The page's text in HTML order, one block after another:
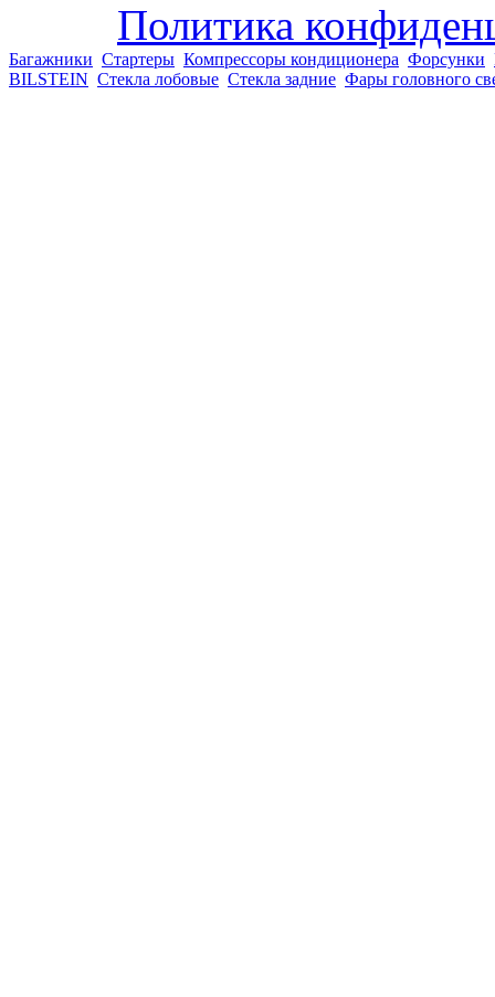
Политика
Багажники Стартеры Компрессоры кондиционера Форсунки
BILSTEIN Стекла лобовые Стекла задние Фары головного